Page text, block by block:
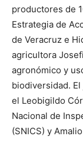
productores de
Estrategia de
de Veracruz e
agricultora
agronómico y
biodiversidad.
el Leobigildo
Nacional de
(SNICS) y